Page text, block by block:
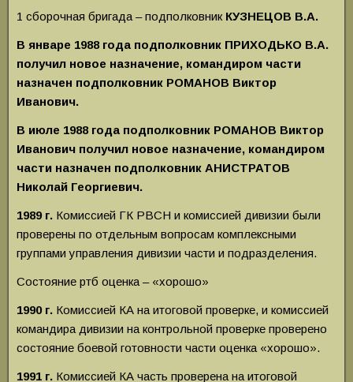
1 сборочная бригада – подполковник КУЗНЕЦОВ В.А.
В январе 1988 года подполковник ПРИХОДЬКО В.А.
получил новое назначение, командиром части
назначен подполковник РОМАНОВ Виктор
Иванович.
В июле 1988 года подполковник РОМАНОВ Виктор
Иванович получил новое назначение, командиром
части назначен подполковник АНИСТРАТОВ
Николай Георгиевич.
1989 г. Комиссией ГК РВСН и комиссией дивизии были
проверены по отдельным вопросам комплексными
группами управления дивизии части и подразделения.
Состояние ртб оценка – «хорошо»
1990 г. Комиссией КА на итоговой проверке, и комиссией
командира дивизии на контрольной проверке проверено
состояние боевой готовности части оценка «хорошо».
1991 г. Комиссией КА часть проверена на итоговой